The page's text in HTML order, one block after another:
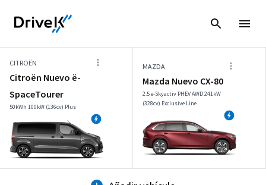
CITROËN
Citroën Nuevo ë-
SpaceTourer
50kWh 100kW (136cv) Plus
MAZDA
Mazda Nuevo CX-80
2.5 e-Skyactiv PHEV AWD 241kW
(328cv) Exclusive Line